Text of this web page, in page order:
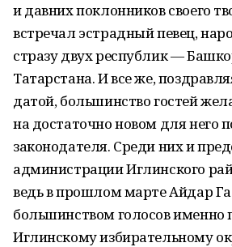
и давних поклонников своего
встречал эстрадный певец,
стразу двух республик —
Татарстана. И все же,
датой, большинство гостей
на достаточно новом для него
законодателя. Среди них и
администрации Иглинского
ведь в прошлом марте Айдар
большинством голосов именно
Иглинскому избирательному